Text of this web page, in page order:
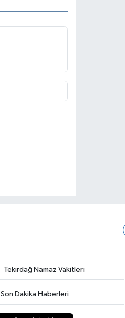
Tekirdağ Namaz Vakitleri
Son Dakika Haberleri